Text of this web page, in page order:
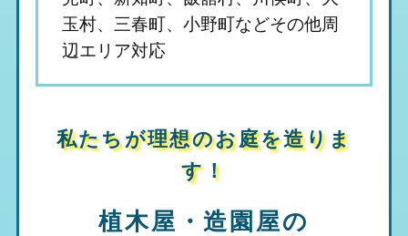
玉村、三春町、小野町などその他周
辺エリア対応
私たちが理想のお庭を造りま
す！
植木屋・造園屋の